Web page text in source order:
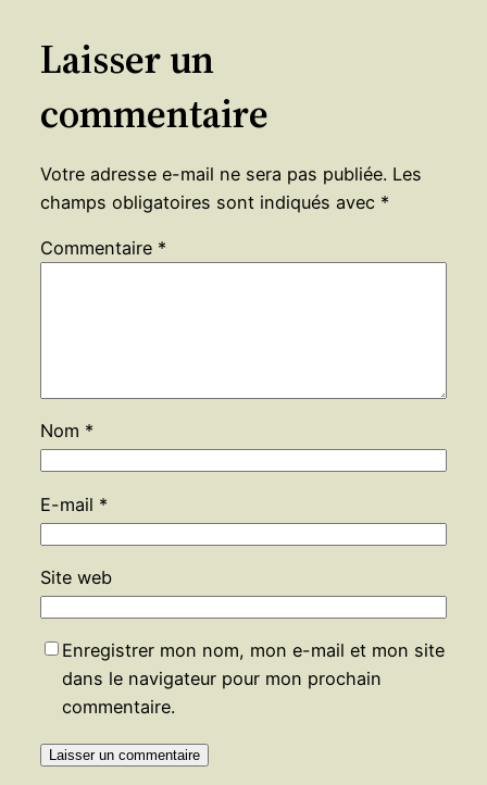
Laisser un
commentaire
Votre adresse e-mail ne sera pas publiée. Les
champs obligatoires sont indiqués avec *
Commentaire *
Nom *
E-mail *
Site web
Enregistrer mon nom, mon e-mail et mon site
dans le navigateur pour mon prochain
commentaire.